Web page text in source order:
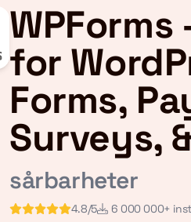
for
Forms,
Surveys,
sårbarheter
4.8/5 6 000 000+